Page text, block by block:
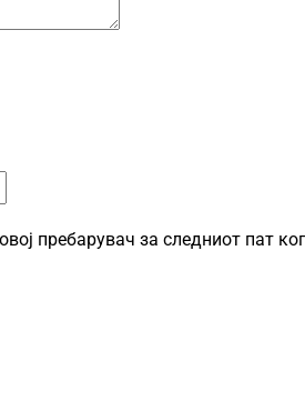
пребарувач за следниот пат